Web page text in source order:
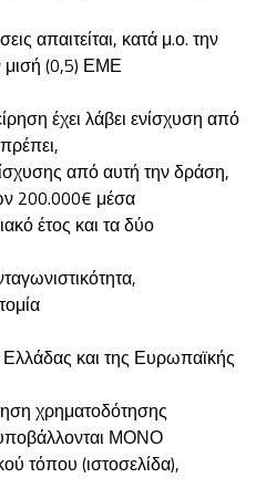
απαιτείται, κατά μ.ο. την
μισή (0,5) ΕΜΕ
έχει λάβει ενίσχυση από
από αυτή την δράση,
200.000€ μέσα
έτος και τα δύο
και της Ευρωπαϊκής
χρηματοδότησης
ΜΟΝΟ
τόπου (ιστοσελίδα),